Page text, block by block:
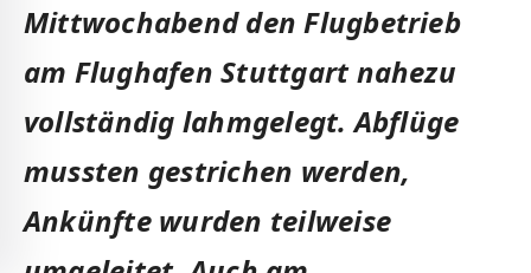
Mittwochabend den Flugbetrieb
am Flughafen Stuttgart nahezu
vollständig lahmgelegt. Abflüge
mussten gestrichen werden,
Ankünfte wurden teilweise